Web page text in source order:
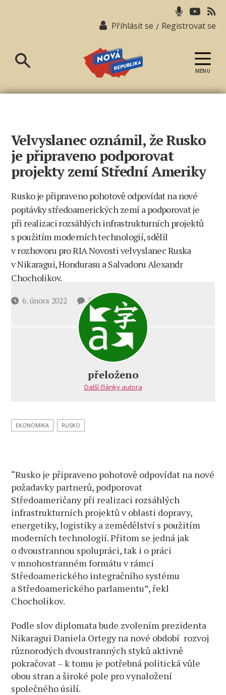
Přihlásit se / Registrovat se
republika
MENU
Velvyslanec oznámil, že Rusko
je připraveno podporovat
projekty zemí Střední Ameriky
Rusko je připraveno pohotově odpovídat na nové
poptávky středoamerických zemí a podporovat je
při realizaci rozsáhlých infrastrukturních projektů
s použitím moderních technologií, sdělil
v rozhovoru pro RIA Novosti velvyslanec Ruska
v Nikaragui, Hondurasu a Salvadoru Alexandr
Chocholikov.
Datum6. února 2022 5 komentářůu
textu
s
názvem
Velvyslanec
oznámil,
Rusko
je
přeloženo
Další články autora
EKONOMIKA RUSKO
“Rusko je připraveno pohotově odpovídat na nové
požadavky partnerů, podporovat
Středoameričany při realizaci rozsáhlých
infrastrukturních projektů v oblasti dopravy,
energetiky, logistiky a zemědělství s použitím
moderních technologií. Přitom se jedná jak
o dvoustrannou spolupráci, tak i o práci
v mnohostranném formátu v rámci
Středoamerického integračního systému
a Středoamerického parlamentu”, řekl
Chocholikov.
Podle slov diplomata bude zvolením prezidenta
Nikaragui Daniela Ortegy na nové období rozvoj
různorodých dvoustranných styků aktivně
pokračovat – k tomu je potřebná politická vůle
obou stran a široké pole pro vynaložení
společného úsilí.